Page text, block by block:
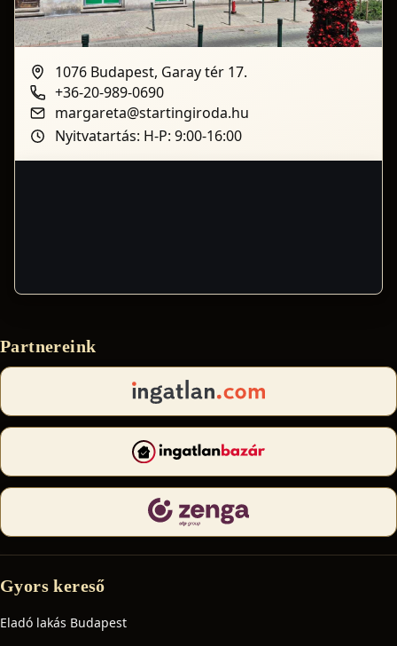
1076 Budapest, Garay tér 17.
+36-20-989-0690
margareta@startingiroda.hu
Nyitvatartás: H-P: 9:00-16:00
Partnereink
Gyors kereső
Eladó lakás Budapest